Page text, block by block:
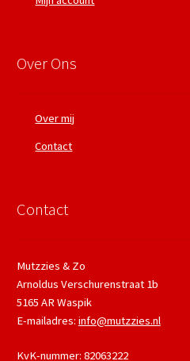
Over Ons
Over mij
Contact
Contact
Mutzzies & Zo
Arnoldus Verschurenstraat 1b
5165 AR Waspik
E-mailadres: info@mutzzies.nl
KvK-nummer: 82063222